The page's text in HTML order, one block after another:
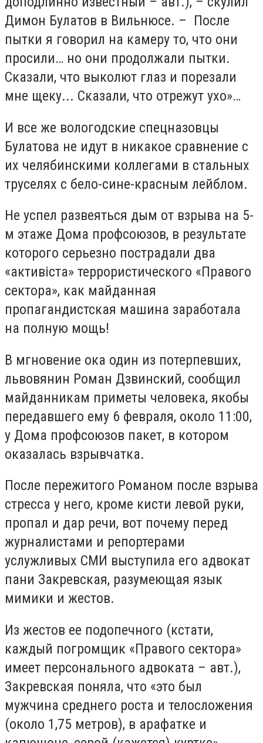
Димон Булатов в Вильнюсе. – После
пытки я говорил на камеру то, что они
просили… но они продолжали пытки.
Сказали, что выколют глаз и порезали
мне щеку... Сказали, что отрежут ухо»…
И все же вологодские спецназовцы
Булатова не идут в никакое сравнение с
их челябинскими коллегами в стальных
труселях с бело-сине-красным лейблом.
Не успел развеяться дым от взрыва на 5-
м этаже Дома профсоюзов, в результате
которого серьезно пострадали два
«активіста» террористического «Правого
сектора», как майданная
пропагандистская машина заработала
на полную мощь!
В мгновение ока один из потерпевших,
львовянин Роман Дзвинский, сообщил
майданникам приметы человека, якобы
передавшего ему 6 февраля, около 11:00,
у Дома профсоюзов пакет, в котором
оказалась взрывчатка.
После пережитого Романом после взрыва
стресса у него, кроме кисти левой руки,
пропал и дар речи, вот почему перед
журналистами и репортерами
услужливых СМИ выступила его адвокат
пани Закревская, разумеющая язык
мимики и жестов.
Из жестов ее подопечного (кстати,
каждый погромщик «Правого сектора»
имеет персонального адвоката – авт.),
Закревская поняла, что «это был
мужчина среднего роста и телосложения
(около 1,75 метров), в арафатке и